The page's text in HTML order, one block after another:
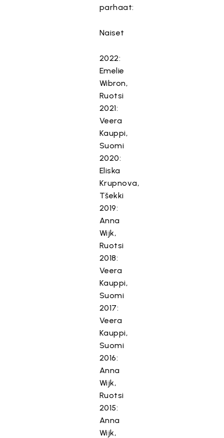
parhaat:
Naiset
2022:
Emelie
Wibron,
Ruotsi
2021:
Veera
Kauppi,
Suomi
2020:
Eliska
Krupnova,
Tšekki
2019:
Anna
Wijk,
Ruotsi
2018:
Veera
Kauppi,
Suomi
2017:
Veera
Kauppi,
Suomi
2016:
Anna
Wijk,
Ruotsi
2015:
Anna
Wijk,